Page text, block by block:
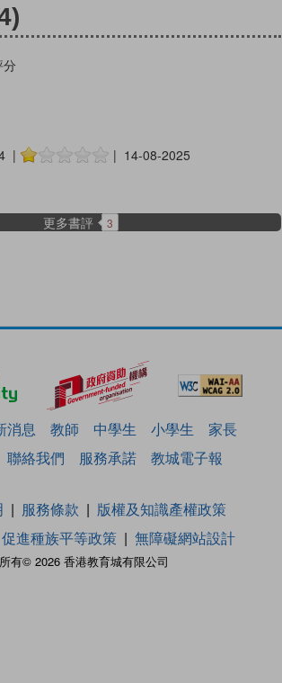
| | 14-08-2025
更多書評 3
消息 教師 中學生 小學生
家長
聯絡我們 服務承諾 教城電子報
有© 2026 香港教育城有限公司
服務條款
版權及知識產權政策
促進種族平等政策 無障礙網站設計